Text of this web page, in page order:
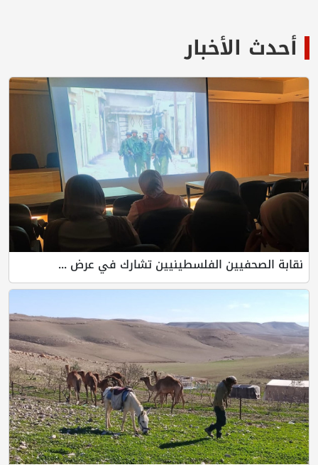
أحدث الأخبار
نقابة الصحفيين الفلسطينيين تشارك في عرض ...